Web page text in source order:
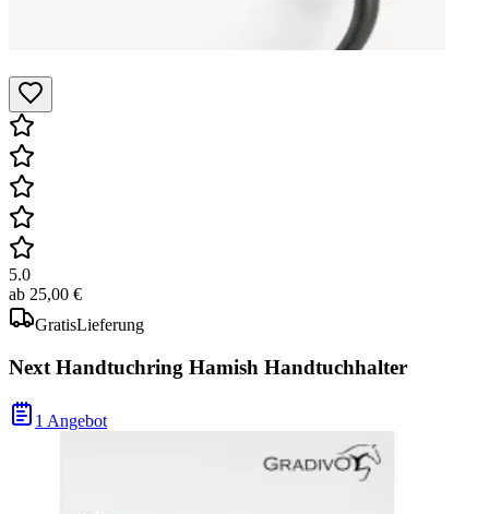
5.0
ab 25,00 €
GratisLieferung
Next Handtuchring Hamish Handtuchhalter
1 Angebot